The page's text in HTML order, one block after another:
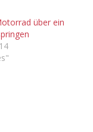
über ein